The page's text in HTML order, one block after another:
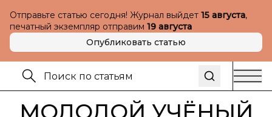
Отправьте статью сегодня! Журнал выйдет 15 августа,
печатный экземпляр отправим 19 августа
Опубликовать статью
МОЛОДОЙ УЧЁНЫЙ